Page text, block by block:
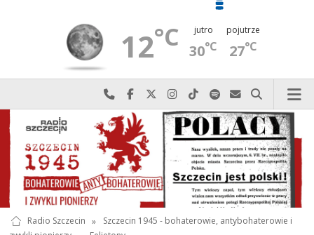
12°C jutro
30°C
pojutrze
27°C
Najlepiej po prostu do nas zadzwoń
Odwiedź nas na Facebook-u
Odwiedź nas na X
Odwiedź nas na Instagram-ie
Odwiedź nas na TikTok-u
Szukaj nas na Spotify
Wyślij do nas
Szukaj
Radio Szczecin »
Szczecin 1945 - bohaterowie, antybohaterowie i